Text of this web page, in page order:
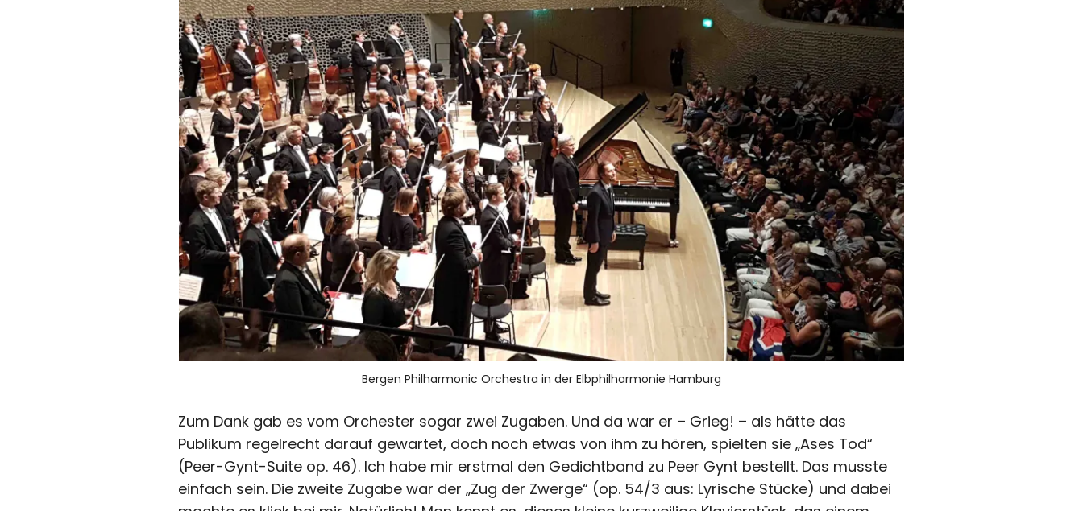
Bergen Philharmonic Orchestra in der Elbphilharmonie Hamburg
Zum Dank gab es vom Orchester sogar zwei Zugaben. Und da war er – Grieg! – als hätte das
Publikum regelrecht darauf gewartet, doch noch etwas von ihm zu hören, spielten sie „Ases Tod“
(Peer-Gynt-Suite op. 46). Ich habe mir erstmal den Gedichtband zu Peer Gynt bestellt. Das musste
einfach sein. Die zweite Zugabe war der „Zug der Zwerge“ (op. 54/3 aus: Lyrische Stücke) und dabei